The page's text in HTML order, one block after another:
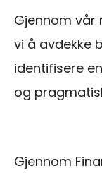
Gjennom vår
vi å avdekke
identifisere
og
Gjennom